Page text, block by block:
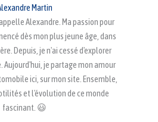
Martin
Alexandre. Ma passion pour
dès mon plus jeune âge, dans
Depuis, je n'ai cessé d'explorer
je partage mon amour
ici, sur mon site. Ensemble,
et l'évolution de ce monde
fascinant. 😃